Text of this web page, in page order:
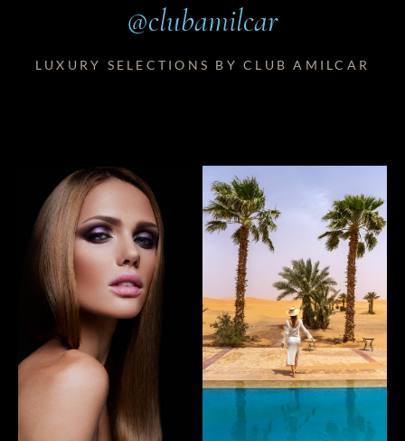
@clubamilcar
LUXURY SELECTIONS BY CLUB AMILCAR